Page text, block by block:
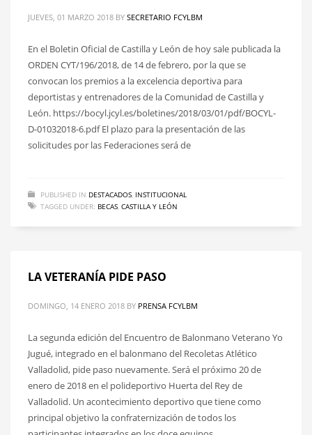
JUEVES, 01 MARZO 2018 BY SECRETARIO FCYLBM
En el Boletin Oficial de Castilla y León de hoy sale publicada la
ORDEN CYT/196/2018, de 14 de febrero, por la que se
convocan los premios a la excelencia deportiva para
deportistas y entrenadores de la Comunidad de Castilla y
León. https://bocyl.jcyl.es/boletines/2018/03/01/pdf/BOCYL-
D-01032018-6.pdf El plazo para la presentación de las
solicitudes por las Federaciones será de
PUBLISHED IN DESTACADOS INSTITUCIONAL
TAGGED UNDER: BECAS CASTILLA Y LEÓN
LA VETERANÍA PIDE PASO
DOMINGO, 14 ENERO 2018 BY PRENSA FCYLBM
La segunda edición del Encuentro de Balonmano Veterano Yo
Jugué, integrado en el balonmano del Recoletas Atlético
Valladolid, pide paso nuevamente. Será el próximo 20 de
enero de 2018 en el polideportivo Huerta del Rey de
Valladolid. Un acontecimiento deportivo que tiene como
principal objetivo la confraternización de todos los